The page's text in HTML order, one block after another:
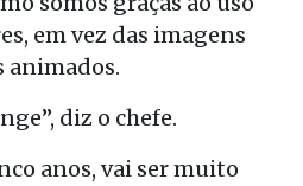
em vez das imagens
animados.
diz o chefe.
anos, vai ser muito